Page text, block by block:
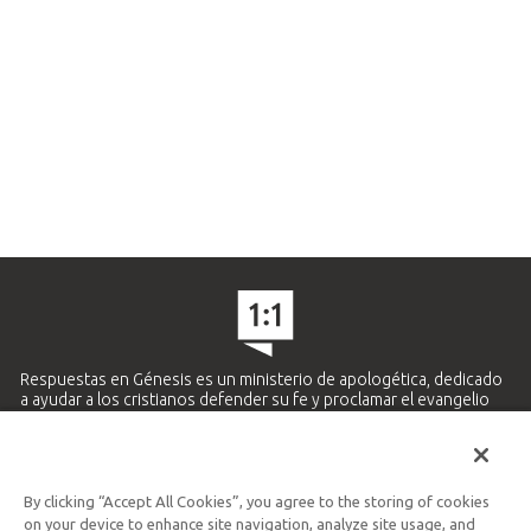
Respuestas en Génesis es un ministerio de apologética, dedicado
a ayudar a los cristianos defender su fe y proclamar el evangelio
Ministerio Hispano y Latinoamericano
By clicking “Accept All Cookies”, you agree to the storing of cookies
on your device to enhance site navigation, analyze site usage, and